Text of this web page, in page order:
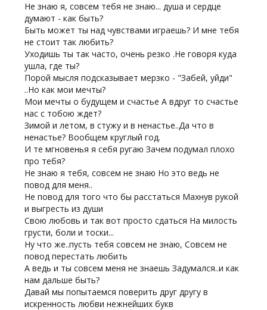
Не знаю я, совсем тебя не знаю... душа и сердце
думают - как быть?
Быть может ты над чувствами играешь? И мне тебя
не стоит так любить?
Уходишь ты так часто, очень резко .Не говоря куда
ушла, где ты?
Порой мысля подсказывает мерзко - "Забей, уйди"
..Но как мои мечты?
Мои мечты о будущем и счастье А вдруг то счастье
нас с тобою ждет?
Зимой и летом, в стужу и в ненастье..Да что в
ненастье? Вообщем круглый год.
И те мгновенья я себя ругаю Зачем подумал плохо
про тебя?
Не знаю я тебя, совсем не знаю Но это ведь не
повод для меня..
Не повод для того что бы расстаться Махнув рукой
и выгресть из души
Свою любовь и так вот просто сдаться На милость
грусти, боли и тоски...
Ну что же..пусть тебя совсем не знаю, Совсем не
повод перестать любить
А ведь и ты совсем меня не знаешь Задумался..и как
нам дальше быть?
Давай мы попытаемся поверить друг другу в
искренность любви нежнейших букв